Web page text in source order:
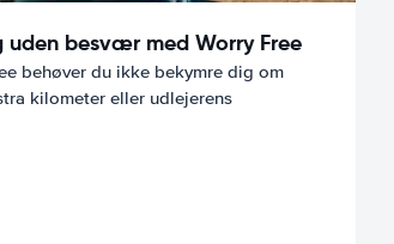
uden besvær med Worry Free
behøver du ikke bekymre dig om
kilometer eller udlejerens